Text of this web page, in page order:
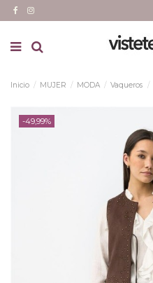
Inicio MUJER MODA Vaqueros
-49,99%